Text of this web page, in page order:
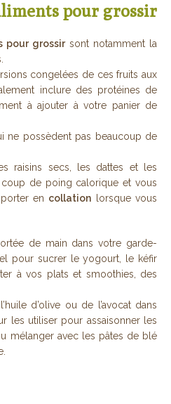
pour grossir
pour grossirsont notamment la
congelées de ces fruits aux
inclure des protéines de
à ajouter à votre panier de
ne possèdent pas beaucoup de
raisins secs, les dattes et les
de poing calorique et vous
en collation lorsque vous
de main dans votre garde-
pour sucrer le yogourt, le kéfir
à vos plats et smoothies, des
d’olive ou de l’avocat dans
les utiliser pour assaisonner les
mélanger avec les pâtes de blé